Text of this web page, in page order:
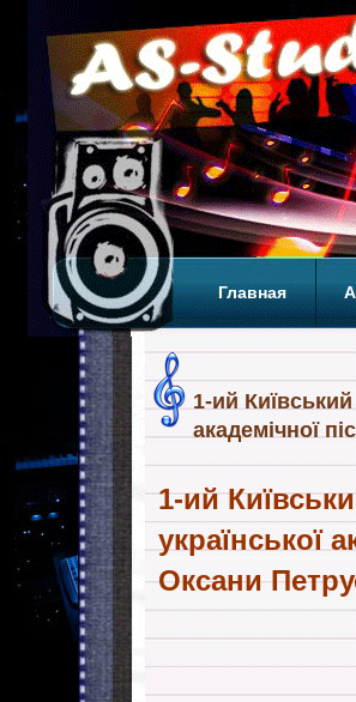
Главная
1-ий
академічної
1-ий
української
Оксани